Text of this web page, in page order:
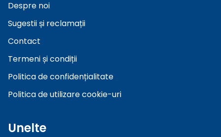
Despre noi
Sugestii și reclamații
Contact
Termeni și condiții
Politica de confidențialitate
Politica de utilizare cookie-uri
Unelte